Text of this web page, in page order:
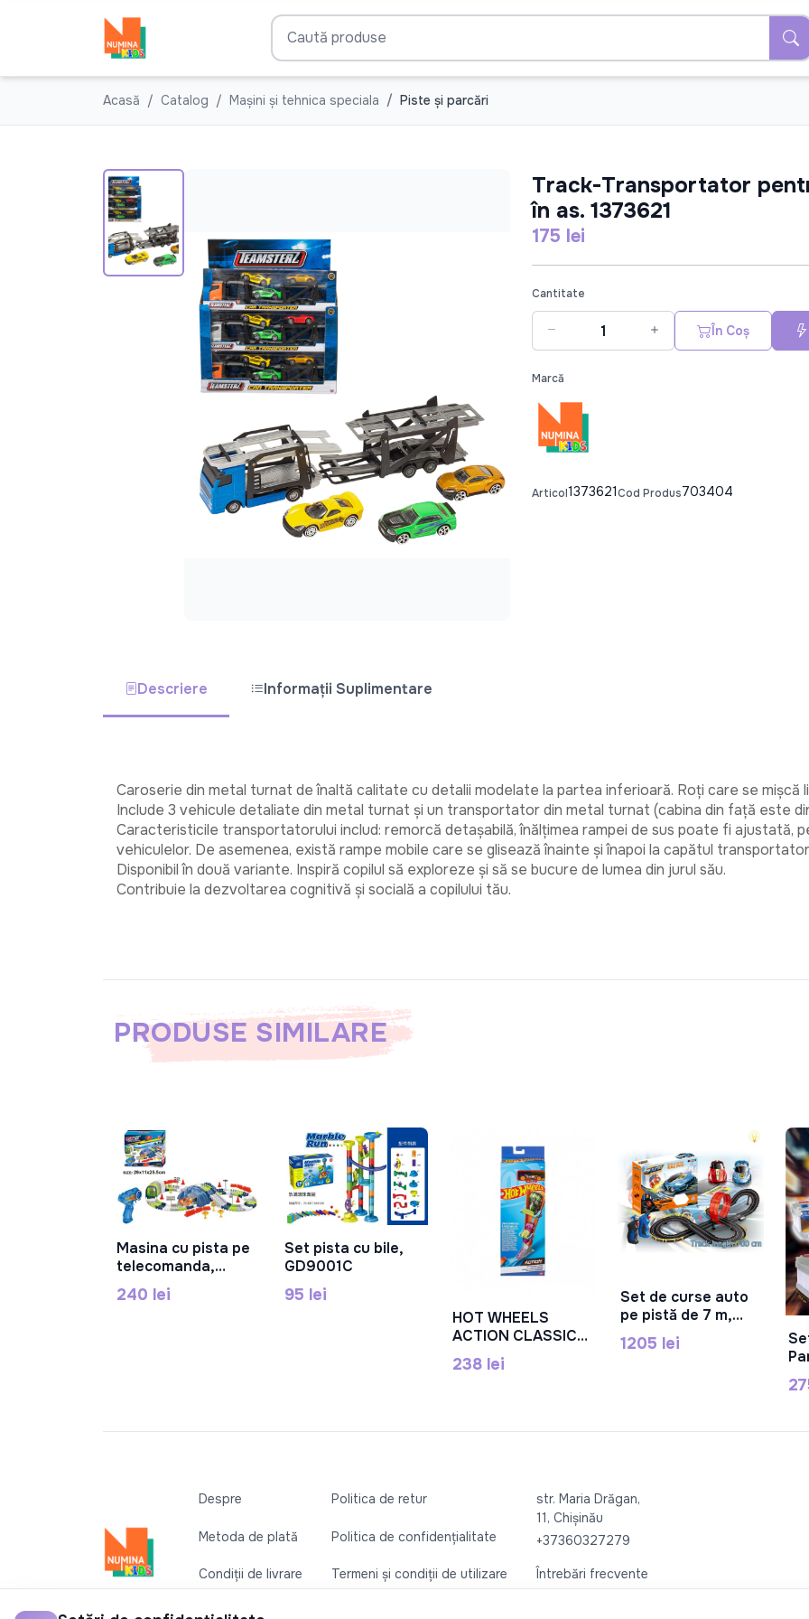
Acasă Catalog Mașini și tehnica speciala Piste şi parcări
Track-Transportator
în as. 1373621
175 lei
Cantitate
În Coș
Marcă
Articol1373621Cod Produs703404
Descriere Informații Suplimentare
Caroserie din metal turnat de înaltă calitate cu detalii modelate la partea inferioară. Roți care se mișcă
Include 3 vehicule detaliate din metal turnat și un transportator din metal turnat (cabina din față este
Caracteristicile transportatorului includ: remorcă detașabilă, înălțimea rampei de sus poate fi ajustată,
vehiculelor. De asemenea, există rampe mobile care se glisează înainte și înapoi la capătul
Disponibil în două variante. Inspiră copilul să exploreze și să se bucure de lumea din jurul său.
Contribuie la dezvoltarea cognitivă și socială a copilului tău.
PRODUSE SIMILARE
În Coș
Masina cu pista pe
telecomanda,
CF2433
240 lei
În Coș
Set pista cu bile,
GD9001C
95 lei
În Coș
HOT WHEELS
ACTION CLASSIC
STUNT LANSAREA
PUTERII
238 lei
În Coș
Set de curse auto
pe pistă de 7 m,
control electric,
telecomandă 2CH,
1205 lei
Despre Politica de retur
Metoda de plată Politica de confidențialitate
Condiții de livrare Termeni și condiții de utilizare
Întrebări frecvente
str. Maria Drăgan,
11, Chișinău
+37360327279